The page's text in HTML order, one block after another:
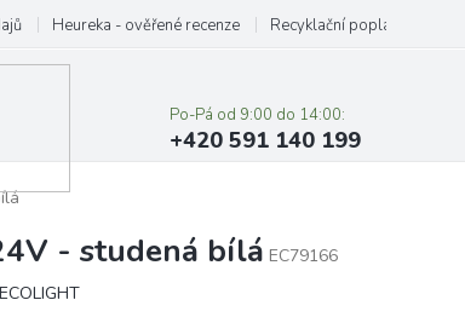
Heureka - ověřené recenze Recyklační poplatky
Po-Pá od 9:00 do 14:00:
+420 591 140 199
- studená bílá EC79166
ECOLIGHT